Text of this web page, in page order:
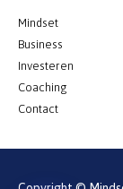
Mindset
Business
Investeren
Coaching
Contact